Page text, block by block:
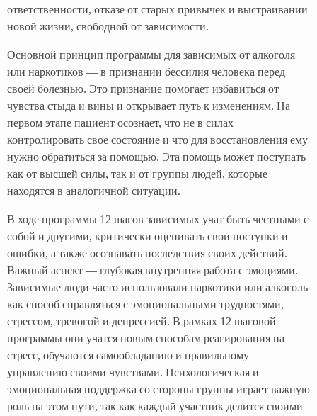
ответственности, отказе от старых привычек и выстраивании
новой жизни, свободной от зависимости.
Основной принцип программы для зависимых от алкоголя
или наркотиков — в признании бессилия человека перед
своей болезнью. Это признание помогает избавиться от
чувства стыда и вины и открывает путь к изменениям. На
первом этапе пациент осознает, что не в силах
контролировать свое состояние и что для восстановления ему
нужно обратиться за помощью. Эта помощь может поступать
как от высшей силы, так и от группы людей, которые
находятся в аналогичной ситуации.
В ходе программы 12 шагов зависимых учат быть честными с
собой и другими, критически оценивать свои поступки и
ошибки, а также осознавать последствия своих действий.
Важный аспект — глубокая внутренняя работа с эмоциями.
Зависимые люди часто использовали наркотики или алкоголь
как способ справляться с эмоциональными трудностями,
стрессом, тревогой и депрессией. В рамках 12 шаговой
программы они учатся новым способам реагирования на
стресс, обучаются самообладанию и правильному
управлению своими чувствами. Психологическая и
эмоциональная поддержка со стороны группы играет важную
роль на этом пути, так как каждый участник делится своими